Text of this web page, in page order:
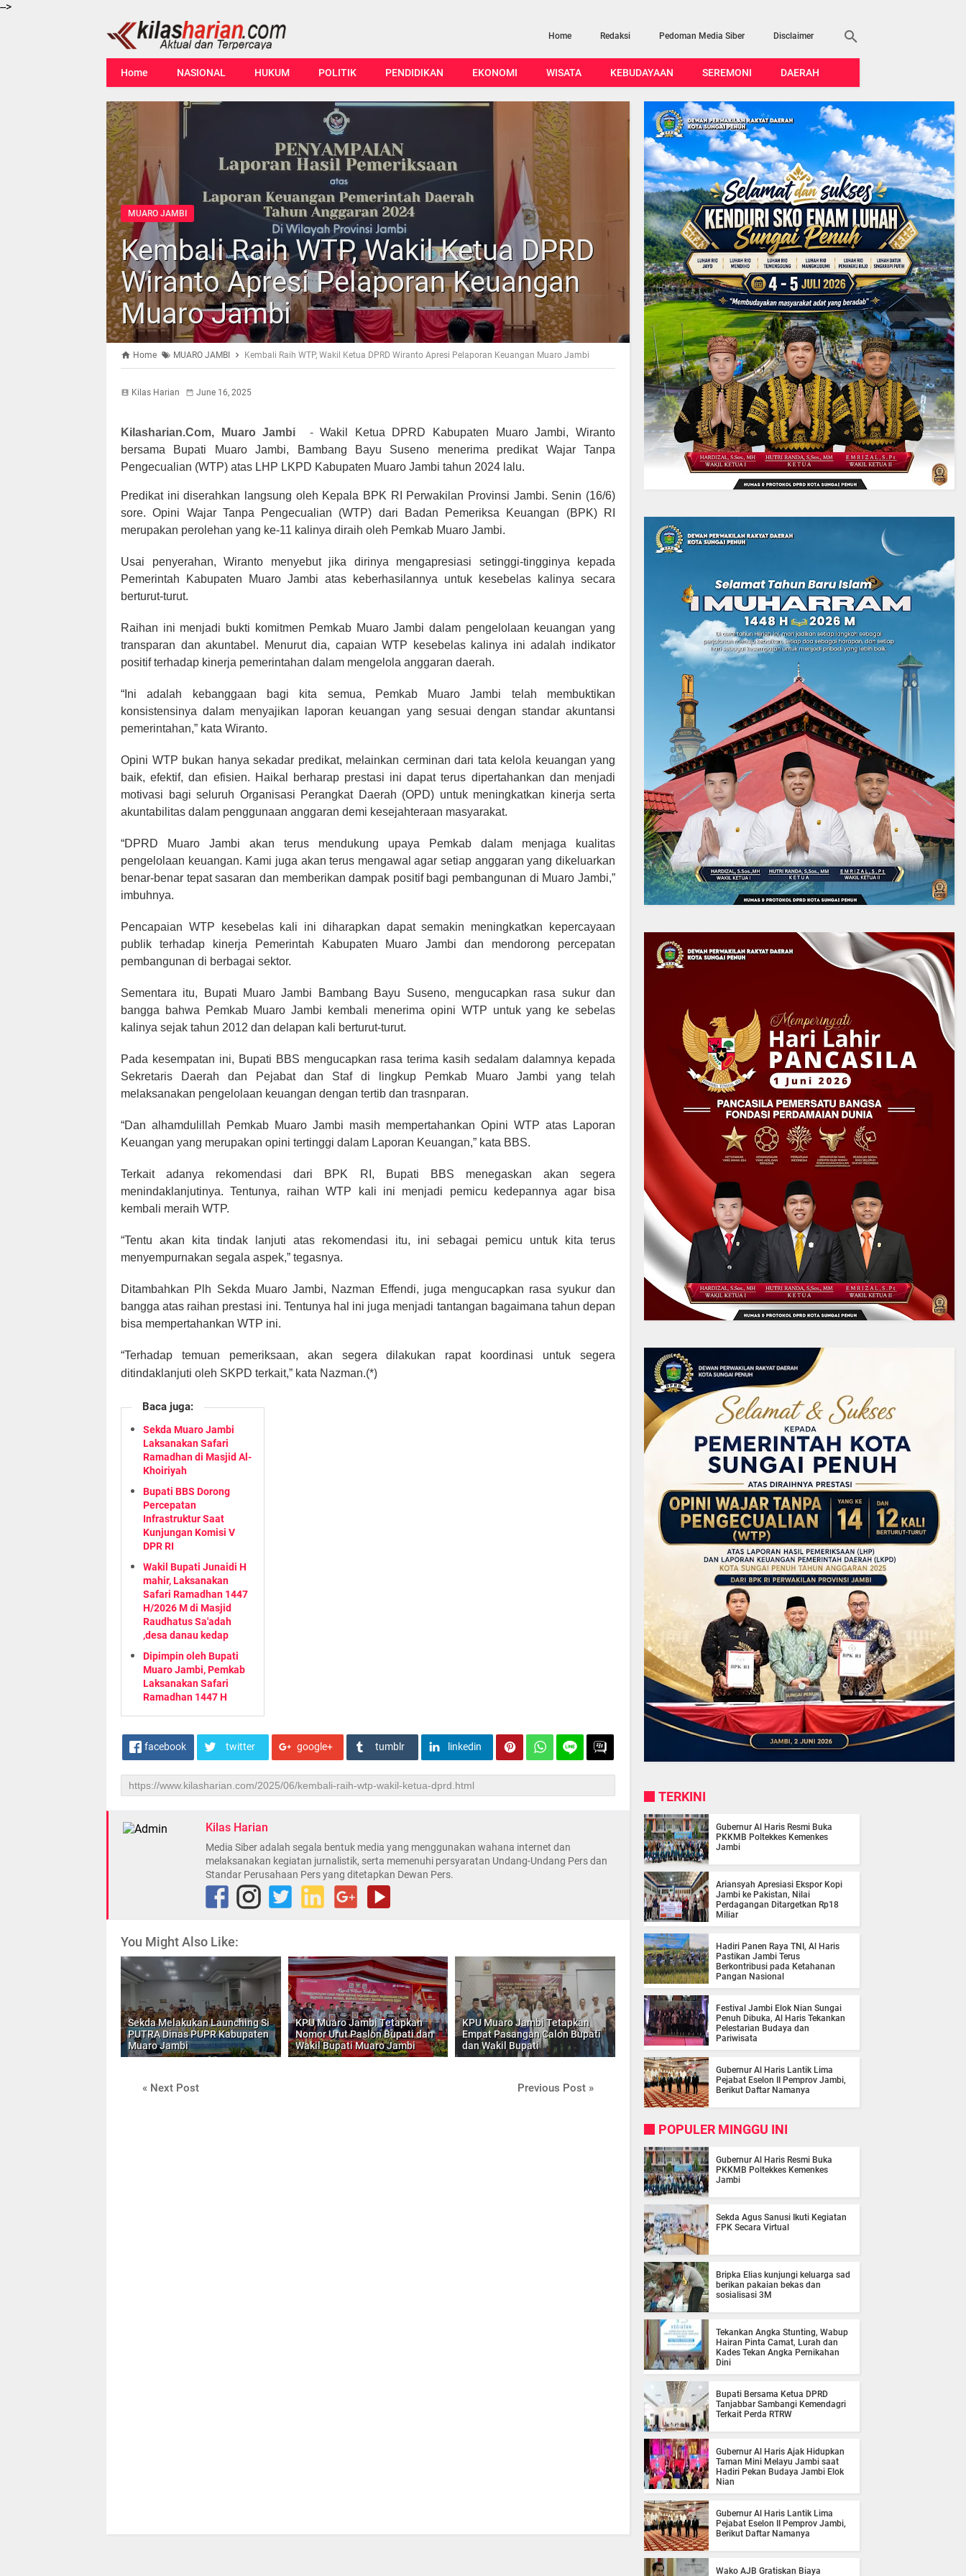
-->
Home Redaksi Pedoman Media Siber Disclaimer
Home NASIONAL HUKUM POLITIK PENDIDIKAN EKONOMI WISATA KEBUDAYAAN SEREMONI DAERAH
MUARO JAMBI
Kembali Raih WTP, Wakil Ketua DPRD
Wiranto Apresi Pelaporan Keuangan
Muaro Jambi
Home MUARO JAMBI Kembali Raih WTP, Wakil Ketua DPRD Wiranto Apresi Pelaporan Keuangan Muaro Jambi
Kilas Harian June 16, 2025
Kilasharian.Com, Muaro Jambi -Wakil Ketua DPRD Kabupaten Muaro Jambi, Wiranto
bersama Bupati Muaro Jambi, Bambang Bayu Suseno menerima predikat Wajar Tanpa
Pengecualian (WTP) atas LHP LKPD Kabupaten Muaro Jambi tahun 2024 lalu.
Predikat ini diserahkan langsung oleh Kepala BPK RI Perwakilan Provinsi Jambi. Senin (16/6)
sore. Opini Wajar Tanpa Pengecualian (WTP) dari Badan Pemeriksa Keuangan (BPK) RI
merupakan perolehan yang ke-11 kalinya diraih oleh Pemkab Muaro Jambi.
Usai penyerahan, Wiranto menyebut jika dirinya mengapresiasi setinggi-tingginya kepada
Pemerintah Kabupaten Muaro Jambi atas keberhasilannya untuk kesebelas kalinya secara
berturut-turut.
Raihan ini menjadi bukti komitmen Pemkab Muaro Jambi dalam pengelolaan keuangan yang
transparan dan akuntabel. Menurut dia, capaian WTP kesebelas kalinya ini adalah indikator
positif terhadap kinerja pemerintahan dalam mengelola anggaran daerah.
“Ini adalah kebanggaan bagi kita semua, Pemkab Muaro Jambi telah membuktikan
konsistensinya dalam menyajikan laporan keuangan yang sesuai dengan standar akuntansi
pemerintahan,” kata Wiranto.
Opini WTP bukan hanya sekadar predikat, melainkan cerminan dari tata kelola keuangan yang
baik, efektif, dan efisien. Haikal berharap prestasi ini dapat terus dipertahankan dan menjadi
motivasi bagi seluruh Organisasi Perangkat Daerah (OPD) untuk meningkatkan kinerja serta
akuntabilitas dalam penggunaan anggaran demi kesejahteraan masyarakat.
“DPRD Muaro Jambi akan terus mendukung upaya Pemkab dalam menjaga kualitas
pengelolaan keuangan. Kami juga akan terus mengawal agar setiap anggaran yang dikeluarkan
benar-benar tepat sasaran dan memberikan dampak positif bagi pembangunan di Muaro Jambi,”
imbuhnya.
Pencapaian WTP kesebelas kali ini diharapkan dapat semakin meningkatkan kepercayaan
publik terhadap kinerja Pemerintah Kabupaten Muaro Jambi dan mendorong percepatan
pembangunan di berbagai sektor.
Sementara itu, Bupati Muaro Jambi Bambang Bayu Suseno, mengucapkan rasa sukur dan
bangga bahwa Pemkab Muaro Jambi kembali menerima opini WTP untuk yang ke sebelas
kalinya sejak tahun 2012 dan delapan kali berturut-turut.
Pada kesempatan ini, Bupati BBS mengucapkan rasa terima kasih sedalam dalamnya kepada
Sekretaris Daerah dan Pejabat dan Staf di lingkup Pemkab Muaro Jambi yang telah
melaksanakan pengelolaan keuangan dengan tertib dan trasnparan.
“Dan alhamdulillah Pemkab Muaro Jambi masih mempertahankan Opini WTP atas Laporan
Keuangan yang merupakan opini tertinggi dalam Laporan Keuangan,” kata BBS.
Terkait adanya rekomendasi dari BPK RI, Bupati BBS menegaskan akan segera
menindaklanjutinya. Tentunya, raihan WTP kali ini menjadi pemicu kedepannya agar bisa
kembali meraih WTP.
“Tentu akan kita tindak lanjuti atas rekomendasi itu, ini sebagai pemicu untuk kita terus
menyempurnakan segala aspek,” tegasnya.
Ditambahkan Plh Sekda Muaro Jambi, Nazman Effendi, juga mengucapkan rasa syukur dan
bangga atas raihan prestasi ini. Tentunya hal ini juga menjadi tantangan bagaimana tahun depan
bisa mempertahankan WTP ini.
“Terhadap temuan pemeriksaan, akan segera dilakukan rapat koordinasi untuk segera
ditindaklanjuti oleh SKPD terkait,” kata Nazman.(*)
Baca juga:
Sekda Muaro Jambi
Laksanakan Safari
Ramadhan di Masjid Al-
Khoiriyah
Bupati BBS Dorong
Percepatan
Infrastruktur Saat
Kunjungan Komisi V
DPR RI
Wakil Bupati Junaidi H
mahir, Laksanakan
Safari Ramadhan 1447
H/2026 M di Masjid
Raudhatus Sa'adah
,desa danau kedap
Dipimpin oleh Bupati
Muaro Jambi, Pemkab
Laksanakan Safari
Ramadhan 1447 H
facebook twitter google+ tumblr linkedin
Kilas Harian
Media Siber adalah segala bentuk media yang menggunakan wahana internet dan
melaksanakan kegiatan jurnalistik, serta memenuhi persyaratan Undang-Undang Pers dan
Standar Perusahaan Pers yang ditetapkan Dewan Pers.
You Might Also Like:
Sekda Melakukan Launching Si
PUTRA Dinas PUPR Kabupaten
Muaro Jambi
KPU Muaro Jambi Tetapkan
Nomor Urut Paslon Bupati dan
Wakil Bupati Muaro Jambi
KPU Muaro Jambi Tetapkan
Empat Pasangan Calon Bupati
dan Wakil Bupati
« Next Post Previous Post »
TERKINI
Gubernur Al Haris Resmi Buka
PKKMB Poltekkes Kemenkes
Jambi
Ariansyah Apresiasi Ekspor Kopi
Jambi ke Pakistan, Nilai
Perdagangan Ditargetkan Rp18
Miliar
Hadiri Panen Raya TNI, Al Haris
Pastikan Jambi Terus
Berkontribusi pada Ketahanan
Pangan Nasional
Festival Jambi Elok Nian Sungai
Penuh Dibuka, Al Haris Tekankan
Pelestarian Budaya dan
Pariwisata
Gubernur Al Haris Lantik Lima
Pejabat Eselon II Pemprov Jambi,
Berikut Daftar Namanya
POPULER MINGGU INI
Gubernur Al Haris Resmi Buka
PKKMB Poltekkes Kemenkes
Jambi
Sekda Agus Sanusi Ikuti Kegiatan
FPK Secara Virtual
Bripka Elias kunjungi keluarga sad
berikan pakaian bekas dan
sosialisasi 3M
Tekankan Angka Stunting, Wabup
Hairan Pinta Camat, Lurah dan
Kades Tekan Angka Pernikahan
Dini
Bupati Bersama Ketua DPRD
Tanjabbar Sambangi Kemendagri
Terkait Perda RTRW
Gubernur Al Haris Ajak Hidupkan
Taman Mini Melayu Jambi saat
Hadiri Pekan Budaya Jambi Elok
Nian
Gubernur Al Haris Lantik Lima
Pejabat Eselon II Pemprov Jambi,
Berikut Daftar Namanya
Wako AJB Gratiskan Biaya